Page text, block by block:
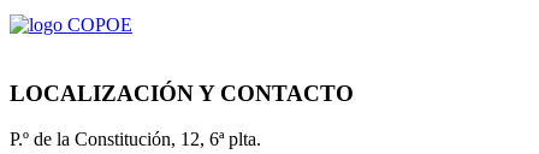
LOCALIZACIÓN Y CONTACTO
P.º de la Constitución, 12, 6ª plta.